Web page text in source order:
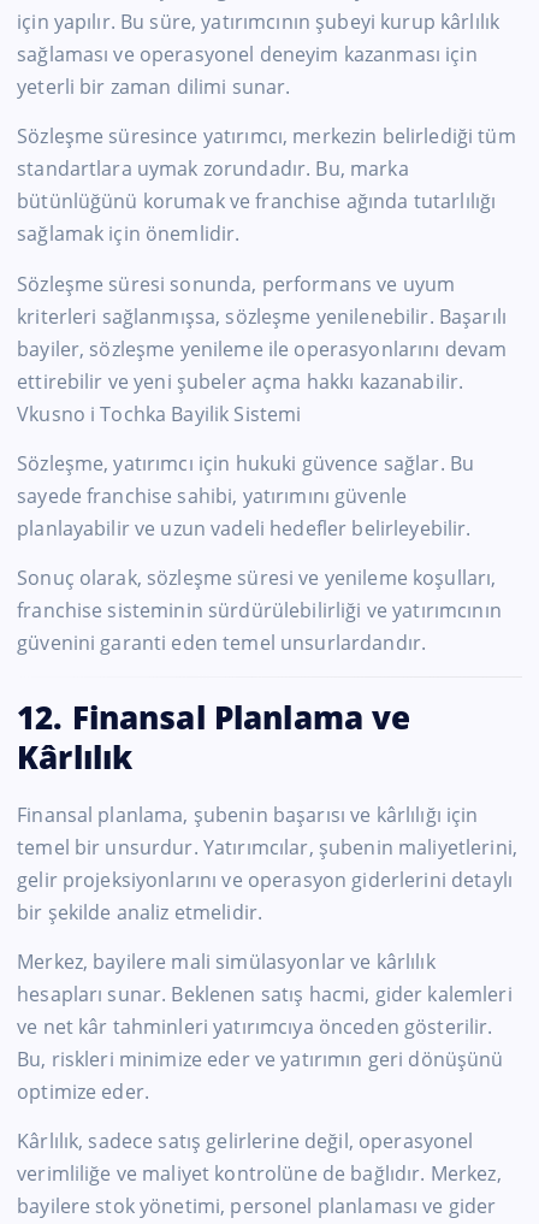
için yapılır. Bu süre, yatırımcının şubeyi kurup kârlılık
sağlaması ve operasyonel deneyim kazanması için
yeterli bir zaman dilimi sunar.
Sözleşme süresince yatırımcı, merkezin belirlediği tüm
standartlara uymak zorundadır. Bu, marka
bütünlüğünü korumak ve franchise ağında tutarlılığı
sağlamak için önemlidir.
Sözleşme süresi sonunda, performans ve uyum
kriterleri sağlanmışsa, sözleşme yenilenebilir. Başarılı
bayiler, sözleşme yenileme ile operasyonlarını devam
ettirebilir ve yeni şubeler açma hakkı kazanabilir.
Vkusno i Tochka Bayilik Sistemi
Sözleşme, yatırımcı için hukuki güvence sağlar. Bu
sayede franchise sahibi, yatırımını güvenle
planlayabilir ve uzun vadeli hedefler belirleyebilir.
Sonuç olarak, sözleşme süresi ve yenileme koşulları,
franchise sisteminin sürdürülebilirliği ve yatırımcının
güvenini garanti eden temel unsurlardandır.
12. Finansal Planlama ve
Kârlılık
Finansal planlama, şubenin başarısı ve kârlılığı için
temel bir unsurdur. Yatırımcılar, şubenin maliyetlerini,
gelir projeksiyonlarını ve operasyon giderlerini detaylı
bir şekilde analiz etmelidir.
Merkez, bayilere mali simülasyonlar ve kârlılık
hesapları sunar. Beklenen satış hacmi, gider kalemleri
ve net kâr tahminleri yatırımcıya önceden gösterilir.
Bu, riskleri minimize eder ve yatırımın geri dönüşünü
optimize eder.
Kârlılık, sadece satış gelirlerine değil, operasyonel
verimliliğe ve maliyet kontrolüne de bağlıdır. Merkez,
bayilere stok yönetimi, personel planlaması ve gider